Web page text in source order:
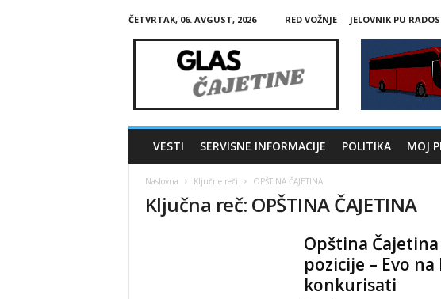
ČETVRTAK, 06. AVGUST, 2026 RED VOŽNJE JELOVNIK PU
G
VESTI SERVISNE INFORMACIJE POLITIKA MOJ
Naslovna Ključne reči OPŠTINA ČAJETINA
Ključna reč: OPŠTINA ČAJETINA
Opština
pozicije – Evo
konkurisati